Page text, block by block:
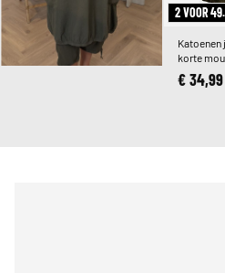
2 VOOR
Katoenen
korte
€ 34,99